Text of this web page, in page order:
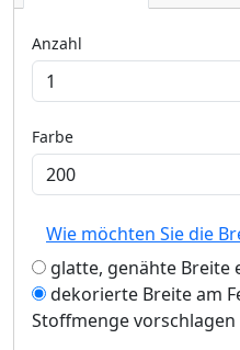
Anzahl
Farbe
Wie möchten Sie die
glatte, genähte Breite
dekorierte Breite am
Stoffmenge vorschlagen